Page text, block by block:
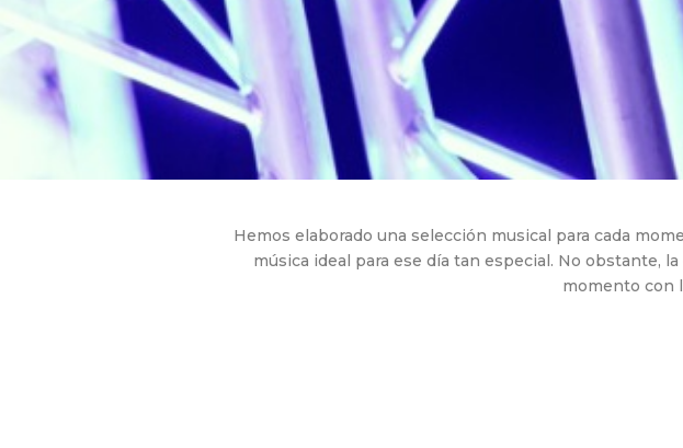
Hemos elaborado una selección musical para cada
música ideal para ese día tan especial. No obstante,
momento con